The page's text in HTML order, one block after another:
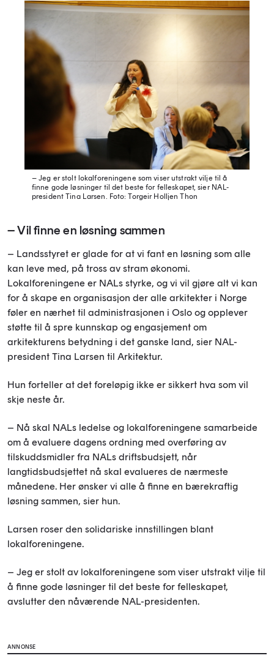
– Jeg er stolt lokalforeningene som viser utstrakt vilje til å
finne gode løsninger til det beste for felleskapet, sier NAL-
president Tina Larsen.
Foto: Torgeir Holljen Thon
– Vil finne en løsning sammen
– Landsstyret er glade for at vi fant en løsning som alle
kan leve med, på tross av stram økonomi.
Lokalforeningene er NALs styrke, og vi vil gjøre alt vi kan
for å skape en organisasjon der alle arkitekter i Norge
føler en nærhet til administrasjonen i Oslo og opplever
støtte til å spre kunnskap og engasjement om
arkitekturens betydning i det ganske land, sier NAL-
president Tina Larsen til Arkitektur.
Hun forteller at det foreløpig ikke er sikkert hva som vil
skje neste år.
– Nå skal NALs ledelse og lokalforeningene samarbeide
om å evaluere dagens ordning med overføring av
tilskuddsmidler fra NALs driftsbudsjett, når
langtidsbudsjettet nå skal evalueres de nærmeste
månedene. Her ønsker vi alle å finne en bærekraftig
løsning sammen, sier hun.
Larsen roser den solidariske innstillingen blant
lokalforeningene.
– Jeg er stolt av lokalforeningene som viser utstrakt vilje til
å finne gode løsninger til det beste for felleskapet,
avslutter den nåværende NAL-presidenten.
ANNONSE